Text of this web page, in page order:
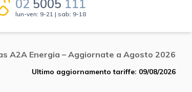
02 5005 111
lun-ven: 9-21 | sab: 9-18
A2A Energia – Aggiornate a Agosto 2026
Ultimo aggiornamento tariffe: 09/08/2026